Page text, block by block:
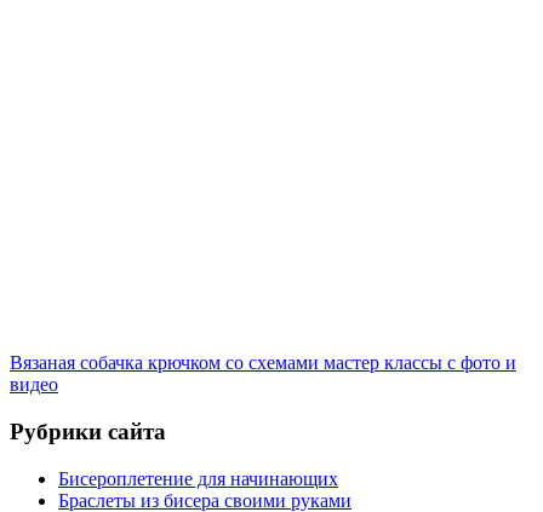
Вязаная собачка крючком со схемами мастер классы с фото и
видео
Рубрики сайта
Бисероплетение для начинающих
Браслеты из бисера своими руками